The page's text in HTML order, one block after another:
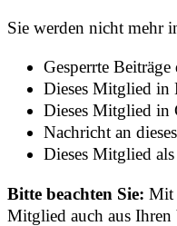
Sie werden nicht mehr
Gesperrte
Dieses Mitglied in
Dieses Mitglied in
Nachricht an
Dieses Mitglied
Bitte beachten Sie:Mit
Mitglied auch aus